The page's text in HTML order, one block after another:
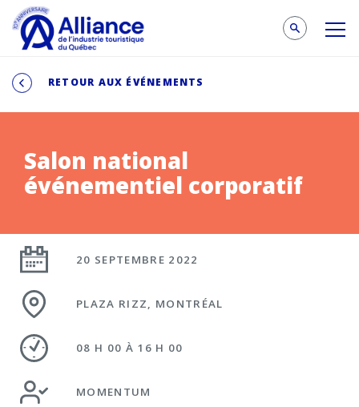
RETOUR AUX ÉVÉNEMENTS
Salon national
événementiel corporatif
20 SEPTEMBRE 2022
PLAZA RIZZ, MONTRÉAL
08 H 00 À 16 H 00
MOMENTUM